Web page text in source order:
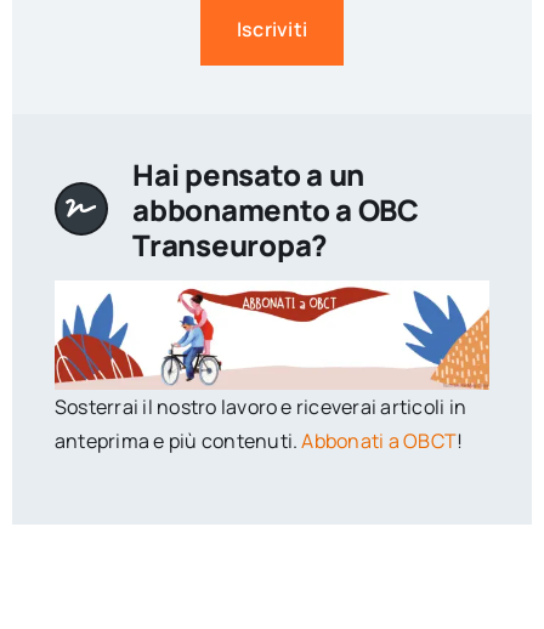
Iscriviti
Hai pensato a un
abbonamento a OBC
Transeuropa?
Sosterrai il nostro lavoro e riceverai articoli in
anteprima e più contenuti.Abbonati a OBCT!